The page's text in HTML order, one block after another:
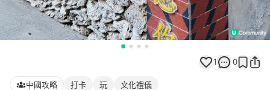
1 0
中國攻略 打卡 玩 文化禮儀